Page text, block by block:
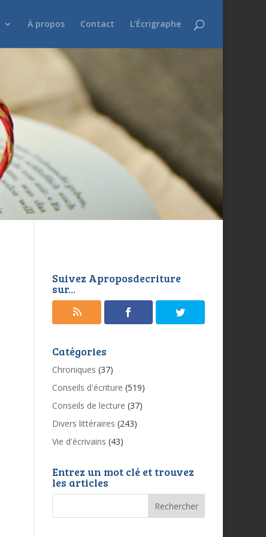
À propos Contact L’Écrigraphe
Suivez Aproposdecriture
sur...
Catégories
Chroniques (37)
Conseils d'écriture (519)
Conseils de lecture (37)
Divers littéraires (243)
Vie d'écrivains (43)
Entrez un mot clé et trouvez
les articles